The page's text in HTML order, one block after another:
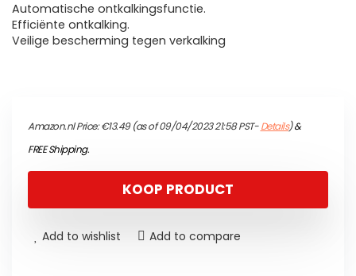
Automatische ontkalkingsfunctie.
Efficiënte ontkalking.
Veilige bescherming tegen verkalking
Amazon.nl Price:€13.49(as of 09/04/2023 21:58 PST-Details)&
FREE Shipping.
KOOP PRODUCT
Add to wishlist Add to compare